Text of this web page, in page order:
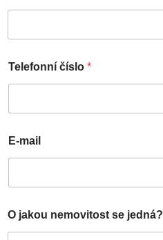
Telefonní číslo *
E-mail
O jakou nemovitost se jedná?